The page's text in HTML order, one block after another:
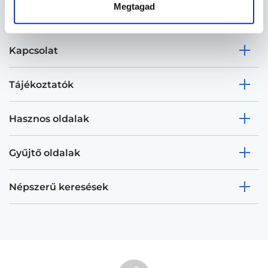
Megtagad
Kapcsolat
Tájékoztatók
Hasznos oldalak
Gyűjtő oldalak
Népszerű keresések